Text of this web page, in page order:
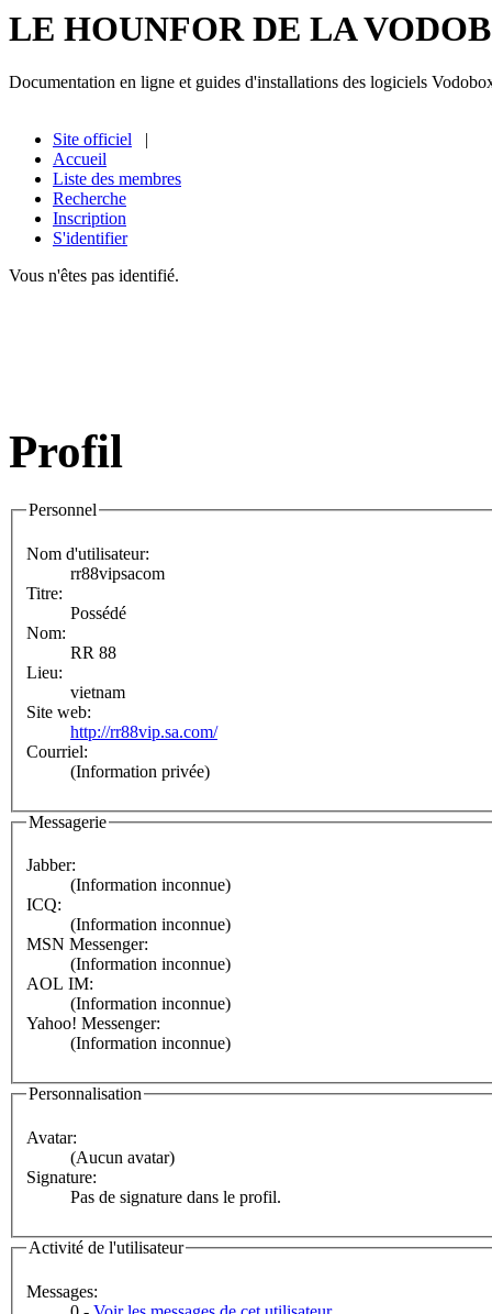
LE HOUNFOR DE LA
Documentation en ligne et guides d'installations des logiciels
Site officiel |
Accueil
Liste des membres
Recherche
Inscription
S'identifier
Vous n'êtes pas identifié.
Profil
Personnel
Nom d'utilisateur:
rr88vipsacom
Titre:
Possédé
Nom:
RR 88
Lieu:
vietnam
Site web:
http://rr88vip.sa.com/
Courriel:
(Information privée)
Messagerie
Jabber:
(Information inconnue)
ICQ:
(Information inconnue)
MSN Messenger:
(Information inconnue)
AOL IM:
(Information inconnue)
Yahoo! Messenger:
(Information inconnue)
Personnalisation
Avatar:
(Aucun avatar)
Signature:
Pas de signature dans le profil.
Activité de l'utilisateur
Messages: